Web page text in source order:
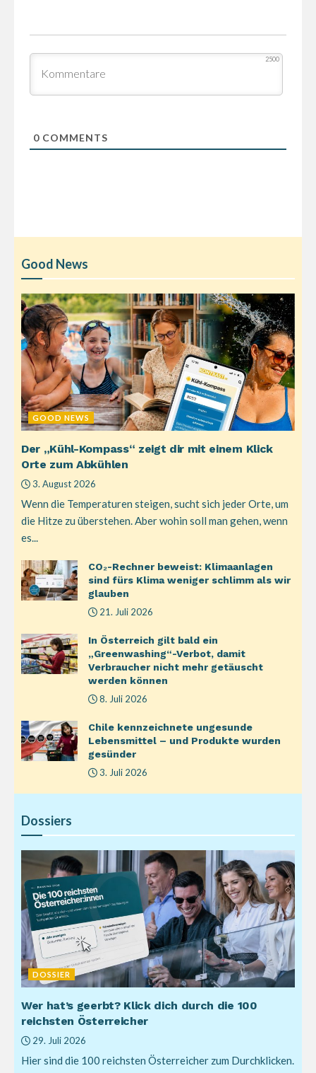
2500
0COMMENTS
Good News
GOOD NEWS
Der „Kühl-Kompass“ zeigt dir mit einem Klick
Orte zum Abkühlen
3. August 2026
Wenn die Temperaturen steigen, sucht sich jeder Orte, um
die Hitze zu überstehen. Aber wohin soll man gehen, wenn
es...
CO₂-Rechner beweist: Klimaanlagen
sind fürs Klima weniger schlimm als wir
glauben
21. Juli 2026
In Österreich gilt bald ein
„Greenwashing“-Verbot, damit
Verbraucher nicht mehr getäuscht
werden können
8. Juli 2026
Chile kennzeichnete ungesunde
Lebensmittel – und Produkte wurden
gesünder
3. Juli 2026
Dossiers
DOSSIER
Wer hat’s geerbt? Klick dich durch die 100
reichsten Österreicher
29. Juli 2026
Hier sind die 100 reichsten Österreicher zum Durchklicken.